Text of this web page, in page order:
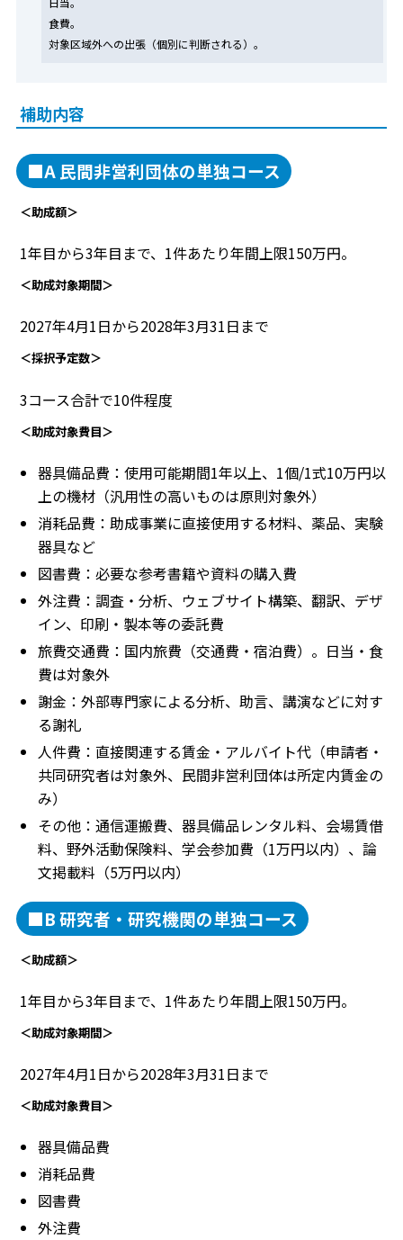
食費。
対象区域外への出張（個別に判断される）。
補助内容
■A 民間非営利団体の単独コース
＜助成額＞
1年目から3年目まで、1件あたり年間上限150万円。
＜助成対象期間＞
2027年4月1日から2028年3月31日まで
＜採択予定数＞
3コース合計で10件程度
＜助成対象費目＞
器具備品費：使用可能期間1年以上、1個/1式10万円以
上の機材（汎用性の高いものは原則対象外）
消耗品費：助成事業に直接使用する材料、薬品、実験
器具など
図書費：必要な参考書籍や資料の購入費
外注費：調査・分析、ウェブサイト構築、翻訳、デザ
イン、印刷・製本等の委託費
旅費交通費：国内旅費（交通費・宿泊費）。日当・食
費は対象外
謝金：外部専門家による分析、助言、講演などに対す
る謝礼
人件費：直接関連する賃金・アルバイト代（申請者・
共同研究者は対象外、民間非営利団体は所定内賃金の
み）
その他：通信運搬費、器具備品レンタル料、会場賃借
料、野外活動保険料、学会参加費（1万円以内）、論
文掲載料（5万円以内）
■B 研究者・研究機関の単独コース
＜助成額＞
1年目から3年目まで、1件あたり年間上限150万円。
＜助成対象期間＞
2027年4月1日から2028年3月31日まで
＜助成対象費目＞
器具備品費
消耗品費
図書費
外注費